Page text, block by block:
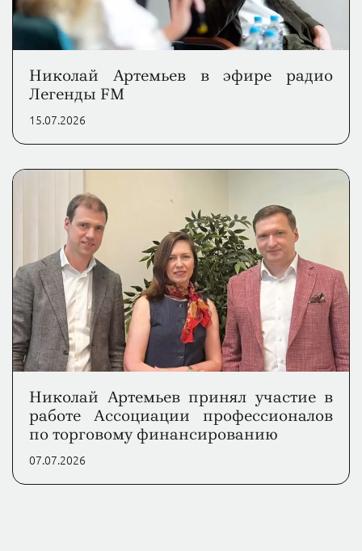
Николай Артемьев в эфире радио
Легенды FM
15.07.2026
Николай Артемьев принял участие в
работе Ассоциации профессионалов
по торговому финансированию
07.07.2026